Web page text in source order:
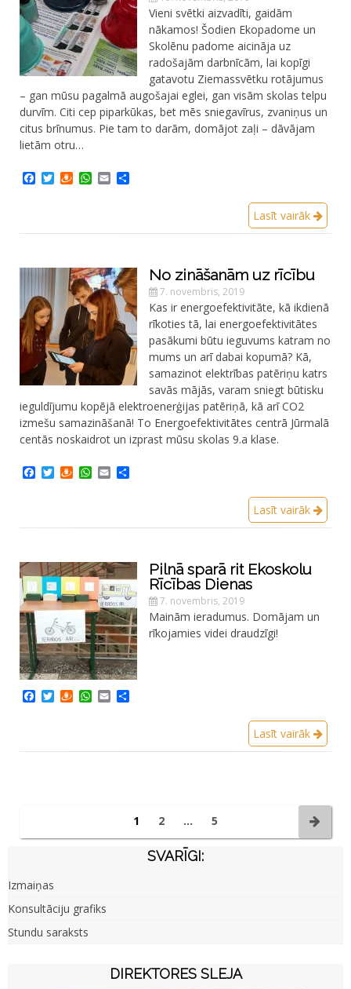
Vieni svētki aizvadīti, gaidām
nākamos! Šodien Ekopadome un
Skolēnu padome aicināja uz
radošajām darbnīcām, lai kopīgi
gatavotu Ziemassvētku rotājumus
– gan mūsu pagalmā augošajai eglei, gan visām skolas telpu
durvīm. Citi cep piparkūkas, bet mēs sniegavīrus, zvaniņus un
citus brīnumus. Pie tam to darām, domājot zaļi – dāvājam
lietām otru…
Facebook
TwitterDraugiem
WhatsApp
Email
Lasīt vairāk
No zināšanām uz rīcību
7. novembris, 2019
Kas ir energoefektivitāte, kā ikdienā
rīkoties tā, lai energoefektivitātes
pasākumi būtu ieguvums katram no
mums un arī dabai kopumā? Kā,
samazinot elektrības patēriņu katrs
savās mājās, varam sniegt būtisku
ieguldījumu kopējā elektroenerģijas patēriņā, kā arī CO2
izmešu samazināšanā! To Energoefektivitātes centrā Jūrmalā
centās noskaidrot un izprast mūsu skolas 9.a klase.
Facebook
TwitterDraugiem
WhatsApp
Email
Lasīt vairāk
Pilnā sparā rit Ekoskolu
Rīcības Dienas
7. novembris, 2019
Mainām ieradumus. Domājam un
rīkojamies videi draudzīgi!
Facebook
TwitterDraugiem
WhatsApp
Email
Lasīt vairāk
1 2 … 5
SVARĪGI:
Izmaiņas
Konsultāciju grafiks
Stundu saraksts
DIREKTORES SLEJA